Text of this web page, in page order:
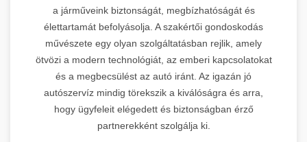
a járműveink biztonságát, megbízhatóságát és
élettartamát befolyásolja. A szakértői gondoskodás
művészete egy olyan szolgáltatásban rejlik, amely
ötvözi a modern technológiát, az emberi kapcsolatokat
és a megbecsülést az autó iránt. Az igazán jó
autószervíz mindig törekszik a kiválóságra és arra,
hogy ügyfeleit elégedett és biztonságban érző
partnerekként szolgálja ki.